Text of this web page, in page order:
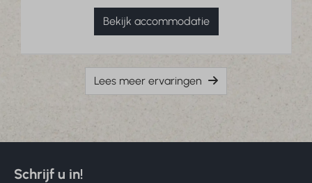
Bekijk accommodatie
Lees meer ervaringen
Schrijf u in!